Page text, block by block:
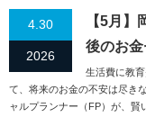
4.30
2026
【5月
後のお金
生活費に教
て、将来のお金の不安は尽き
ャルプランナー（FP）が、賢